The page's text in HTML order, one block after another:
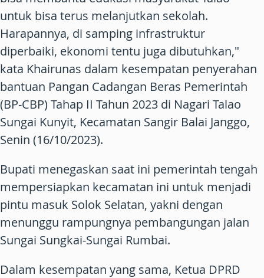
untuk bisa terus melanjutkan sekolah.
Harapannya, di samping infrastruktur
diperbaiki, ekonomi tentu juga dibutuhkan,"
kata Khairunas dalam kesempatan penyerahan
bantuan Pangan Cadangan Beras Pemerintah
(BP-CBP) Tahap II Tahun 2023 di Nagari Talao
Sungai Kunyit, Kecamatan Sangir Balai Janggo,
Senin (16/10/2023).
Bupati menegaskan saat ini pemerintah tengah
mempersiapkan kecamatan ini untuk menjadi
pintu masuk Solok Selatan, yakni dengan
menunggu rampungnya pembangungan jalan
Sungai Sungkai-Sungai Rumbai.
Dalam kesempatan yang sama, Ketua DPRD